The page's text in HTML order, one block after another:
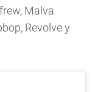
Malva
Revolve y